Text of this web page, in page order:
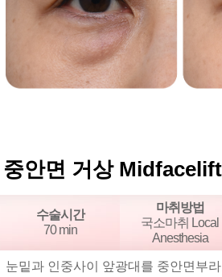
중안면 거상 Midfacelift
수술시간
70 min
마취방법
국소마취 Local
Anesthesia
눈밑과 인중사이 앞광대를 중안면부